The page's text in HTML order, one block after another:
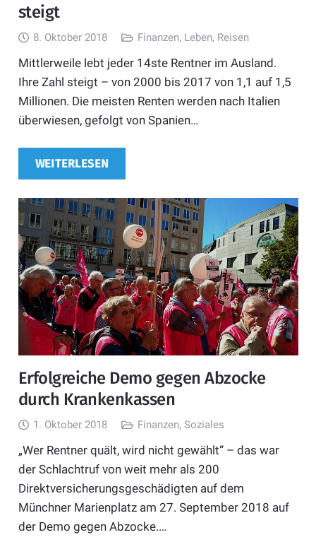
steigt
8. Oktober 2018 Finanzen, Leben, Reisen
Mittlerweile lebt jeder 14ste Rentner im Ausland.
Ihre Zahl steigt – von 2000 bis 2017 von 1,1 auf 1,5
Millionen. Die meisten Renten werden nach Italien
überwiesen, gefolgt von Spanien…
WEITERLESEN
Erfolgreiche Demo gegen Abzocke
durch Krankenkassen
1. Oktober 2018 Finanzen,Soziales
„Wer Rentner quält, wird nicht gewählt“ – das war
der Schlachtruf von weit mehr als 200
Direktversicherungsgeschädigten auf dem
Münchner Marienplatz am 27. September 2018 auf
der Demo gegen Abzocke.…